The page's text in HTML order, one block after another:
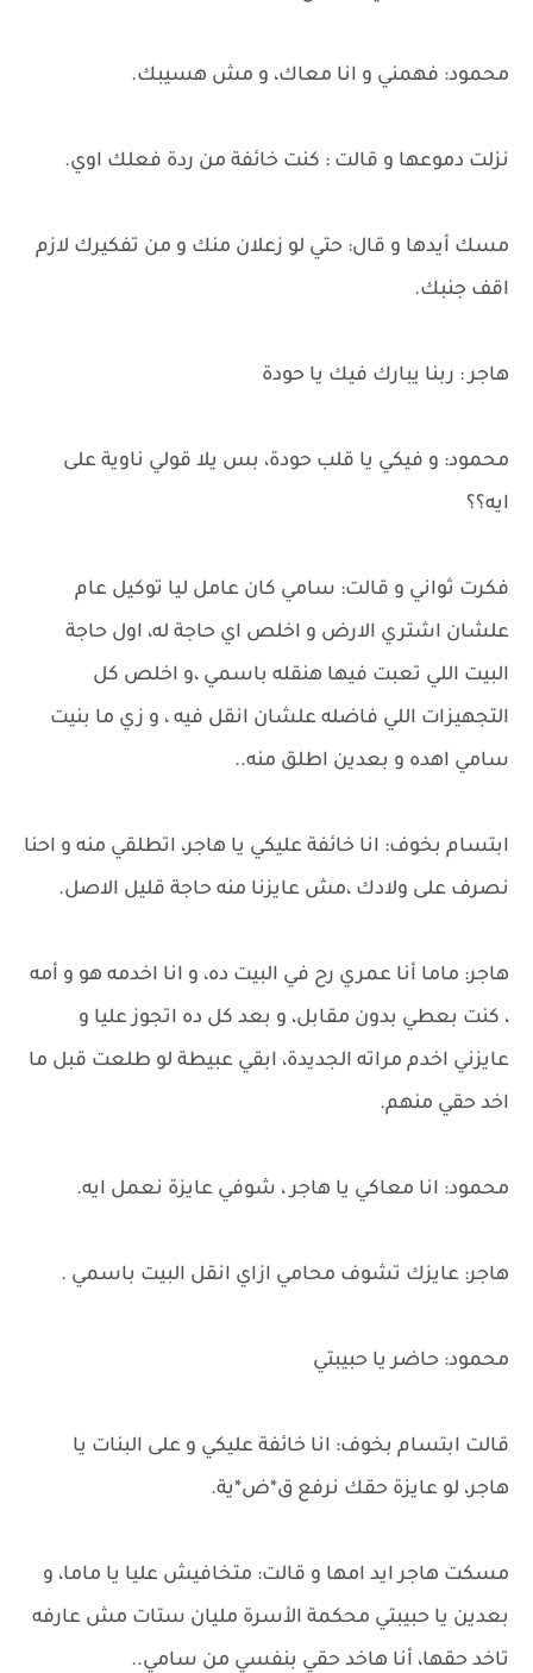
محمود: فهمني و انا معاك، و مش هسيبك.
نزلت دموعها و قالت : كنت خائفة من ردة فعلك اوي.
مسك أيدها و قال: حتي لو زعلان منك و من تفكيرك لازم
اقف جنبك.
هاجر : ربنا يبارك فيك يا حودة
محمود: و فيكي يا قلب حودة، بس يلا قولي ناوية على
ايه؟؟
فكرت ثواني و قالت: سامي كان عامل ليا توكيل عام
علشان اشتري الارض و اخلص اي حاجة له، اول حاجة
البيت اللي تعبت فيها هنقله باسمي ،و اخلص كل
التجهيزات اللي فاضله علشان انقل فيه ، و زي ما بنيت
سامي اهده و بعدين اطلق منه..
ابتسام بخوف: انا خائفة عليكي يا هاجر، اتطلقي منه و احنا
نصرف على ولادك ،مش عايزنا منه حاجة قليل الاصل.
هاجر: ماما أنا عمري رح في البيت ده، و انا اخدمه هو و أمه
، كنت بعطي بدون مقابل، و بعد كل ده اتجوز عليا و
عايزني اخدم مراته الجديدة، ابقي عبيطة لو طلعت قبل ما
اخد حقي منهم.
محمود: انا معاكي يا هاجر ، شوفي عايزة نعمل ايه.
هاجر: عايزك تشوف محامي ازاي انقل البيت باسمي .
محمود: حاضر يا حبيبتي
قالت ابتسام بخوف: انا خائفة عليكي و على البنات يا
هاجر، لو عايزة حقك نرفع ق*ض*ية.
مسكت هاجر ايد امها و قالت: متخافيش عليا يا ماما، و
بعدين يا حبيبتي محكمة الأسرة مليان ستات مش عارفه
تاخد حقها، أنا هاخد حقي بنفسي من سامي..